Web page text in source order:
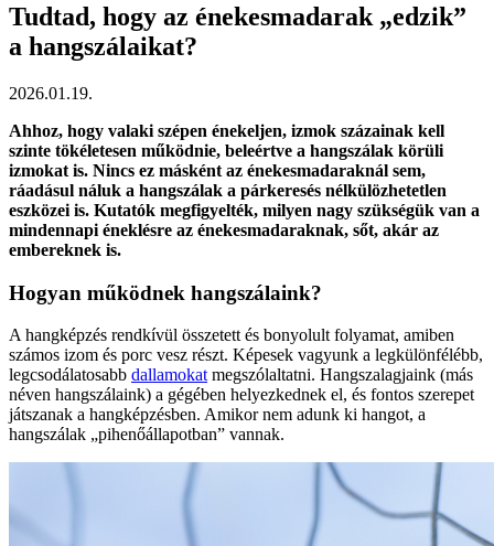
Tudtad, hogy az énekesmadarak „edzik”
a hangszálaikat?
2026.01.19.
Ahhoz, hogy valaki szépen énekeljen, izmok százainak kell
szinte tökéletesen működnie, beleértve a hangszálak körüli
izmokat is. Nincs ez másként az énekesmadaraknál sem,
ráadásul náluk a hangszálak a párkeresés nélkülözhetetlen
eszközei is. Kutatók megfigyelték, milyen nagy szükségük van a
mindennapi éneklésre az énekesmadaraknak, sőt, akár az
embereknek is.
Hogyan működnek hangszálaink?
A hangképzés rendkívül összetett és bonyolult folyamat, amiben
számos izom és porc vesz részt. Képesek vagyunk a legkülönfélébb,
legcsodálatosabb dallamokat megszólaltatni. Hangszalagjaink (más
néven hangszálaink) a gégében helyezkednek el, és fontos szerepet
játszanak a hangképzésben. Amikor nem adunk ki hangot, a
hangszálak „pihenőállapotban” vannak.